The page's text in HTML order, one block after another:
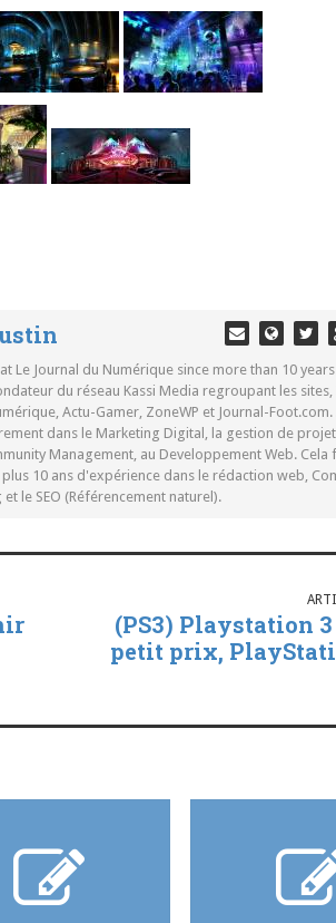
Le Journal du Numérique since more than 10
du réseau Kassi Media regroupant les sites,
Actu-Gamer, ZoneWP et Journal-
dans le Marketing Digital, la gestion de
Management, au Developpement Web. Cela
10 ans d'expérience dans le rédaction web,
le SEO (Référencement naturel).
(PS3) Playstation 3
petit prix,